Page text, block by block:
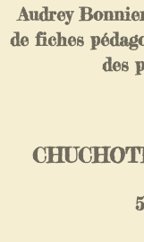
Audrey
de fiches
des